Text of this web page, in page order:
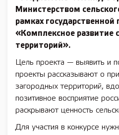
Министерством
рамках
«Комплексное развитие
территорий».
Цель проекта — выявить и
проекты рассказывают о
загородных территорий,
позитивное восприятие
раскрывают ценность
Для участия в конкурсе